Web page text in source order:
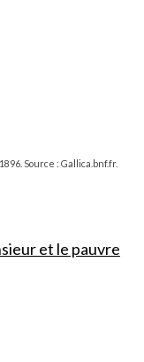
Source : Gallica.bnf.fr.
et le pauvre